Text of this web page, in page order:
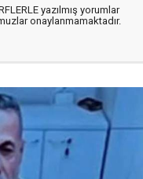
yazılmış yorumlar
onaylanmamaktadır.